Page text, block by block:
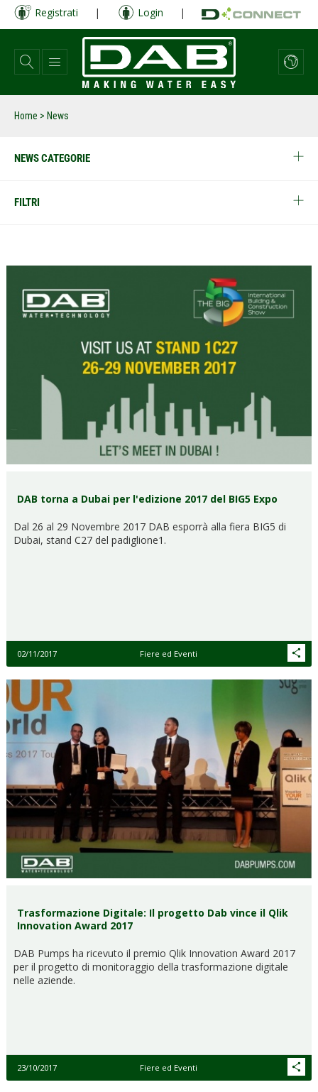
Salta
contenuto
principale
Registrati | Login |
Home > News
NEWS CATEGORIE
FILTRI
DAB torna a Dubai per l'edizione 2017 del BIG5 Expo
Dal 26 al 29 Novembre 2017 DAB esporrà alla fiera BIG5 di
Dubai, stand C27 del padiglione1.
02/11/2017 Fiere ed Eventi
Trasformazione Digitale: Il progetto Dab vince il Qlik
Innovation Award 2017
DAB Pumps ha ricevuto il premio Qlik Innovation Award 2017
per il progetto di monitoraggio della trasformazione digitale
nelle aziende.
23/10/2017 Fiere ed Eventi